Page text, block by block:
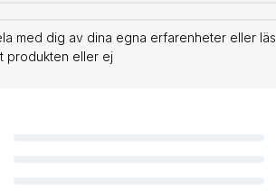
med dig av dina egna erfarenheter eller läs
produkten eller ej